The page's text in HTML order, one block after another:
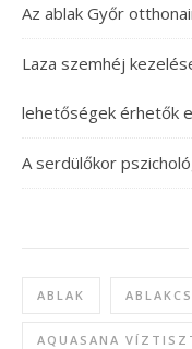
Az ablak Győr
Laza szemhéj
lehetőségek érhetők
A serdülőkor
ABLAK
AQUASANA